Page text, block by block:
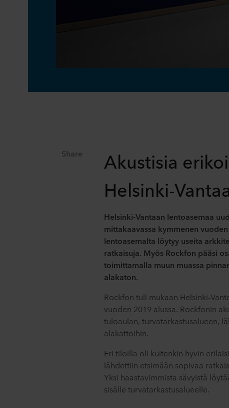
Share
Akustisia
Helsinki-
Helsinki-Vantaan lentoasemaa
mittakaavassa kymmenen
lentoasemalta löytyy useita
ratkaisuja. Myös Rockfon pääsi
toimittamalla muun muassa
alakaton.
Rockfon tuli mukaan Helsinki-
vuoden 2019 alussa. Rockfonin
tuloaulan, turvatarkastusalueen,
alakattoihin.
Eri tiloilla oli kuitenkin hyvin
lähdettiin etsimään sopivaa
Yksi haastavimmista sävyistä
sisälle turvatarkastusalueelle.